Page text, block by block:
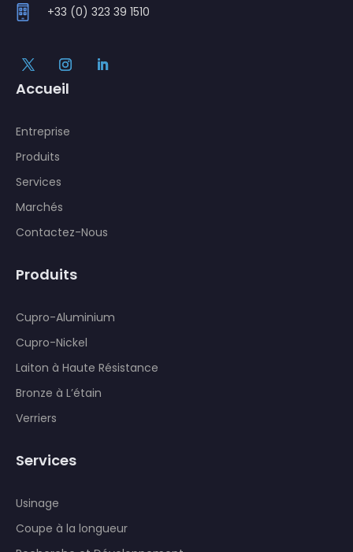
+33 (0) 323 39 1510
Accueil
Entreprise
Produits
Services
Marchés
Contactez-Nous
Produits
Cupro-Aluminium
Cupro-Nickel
Laiton à Haute Résistance
Bronze à L’étain
Verriers
Services
Usinage
Coupe à la longueur